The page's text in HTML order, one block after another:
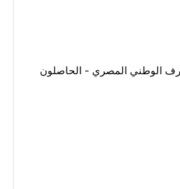
الوطني المصري - الحاصلون